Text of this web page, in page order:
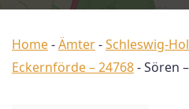
Home-Ämter-Schleswig-
Eckernförde – 24768-Sören